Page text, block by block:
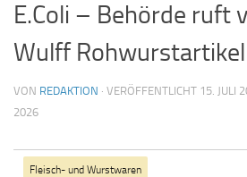
E.Coli – Behörde ruft
Wulff
VON REDAKTION · VERÖFFENTLICHT 15. JULI
2026
Fleisch- und Wurstwaren